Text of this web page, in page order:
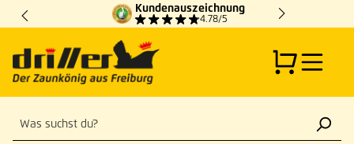
Zum Hauptinhalt springen
Kundenauszeichnung
4.78/5